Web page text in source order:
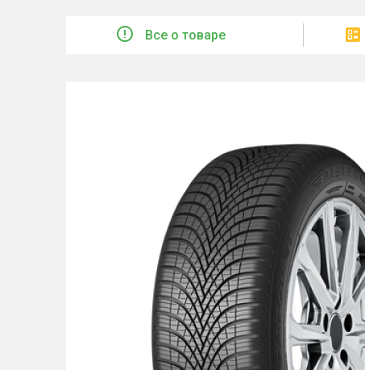
Все о товаре